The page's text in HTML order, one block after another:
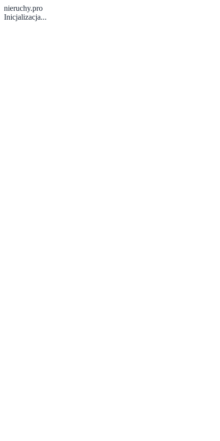
nieruchy.pro
Inicjalizacja...